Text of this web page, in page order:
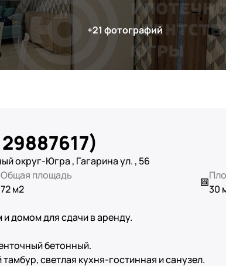
округ-Югра , Гагарина ул. , 56
Общая площадь
72 м2
30
домом для сдачи в аренду.
бетонный.
светлая кухня-гостинная и санузел.